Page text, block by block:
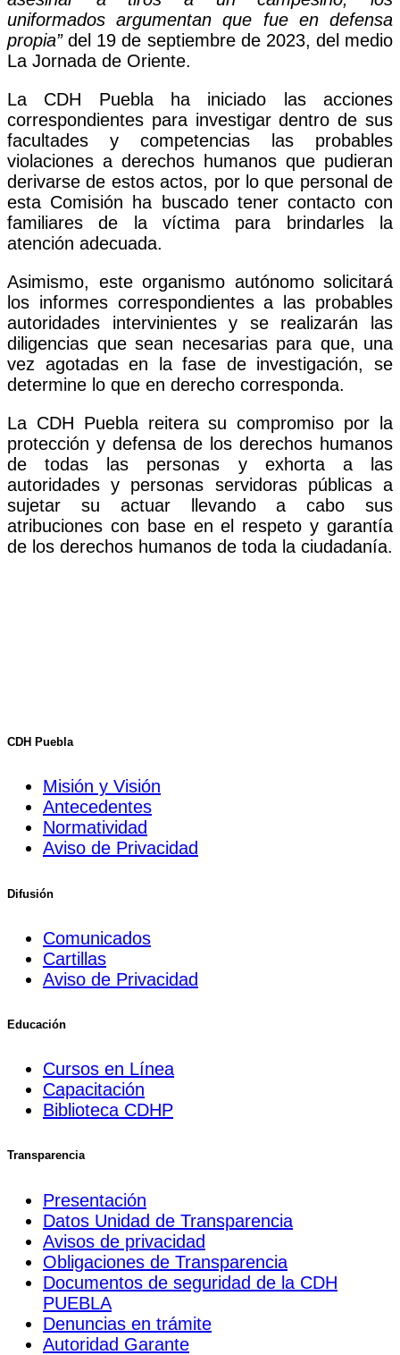
uniformados argumentan que fue en defensa
propia”del 19 de septiembre de 2023, del medio
La Jornada de Oriente.
La CDH Puebla ha iniciado las acciones
correspondientes para investigar dentro de sus
facultades y competencias las probables
violaciones a derechos humanos que pudieran
derivarse de estos actos, por lo que personal de
esta Comisión ha buscado tener contacto con
familiares de la víctima para brindarles la
atención adecuada.
Asimismo, este organismo autónomo solicitará
los informes correspondientes a las probables
autoridades intervinientes y se realizarán las
diligencias que sean necesarias para que, una
vez agotadas en la fase de investigación, se
determine lo que en derecho corresponda.
La CDH Puebla reitera su compromiso por la
protección y defensa de los derechos humanos
de todas las personas y exhorta a las
autoridades y personas servidoras públicas a
sujetar su actuar llevando a cabo sus
atribuciones con base en el respeto y garantía
de los derechos humanos de toda la ciudadanía.
CDH Puebla
Misión y Visión
Antecedentes
Normatividad
Aviso de Privacidad
Difusión
Comunicados
Cartillas
Aviso de Privacidad
Educación
Cursos en Línea
Capacitación
Biblioteca CDHP
Transparencia
Presentación
Datos Unidad de Transparencia
Avisos de privacidad
Obligaciones de Transparencia
Documentos de seguridad de la CDH
PUEBLA
Denuncias en trámite
Autoridad Garante